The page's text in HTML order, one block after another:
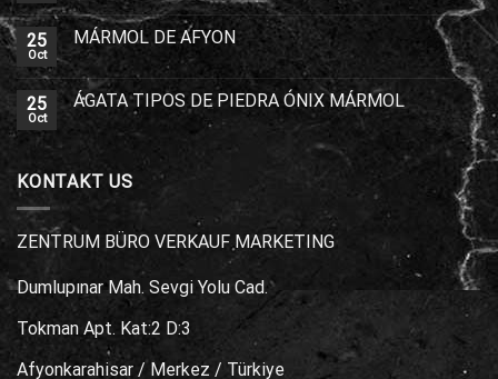
25
Oct
MÁRMOL DE AFYON
25
Oct
ÁGATA TIPOS DE PIEDRA ÓNIX MÁRMOL
KONTAKT US
ZENTRUM BÜRO VERKAUF MARKETING
Dumlupınar Mah. Sevgi Yolu Cad.
Tokman Apt. Kat:2 D:3
Afyonkarahisar / Merkez / Türkiye